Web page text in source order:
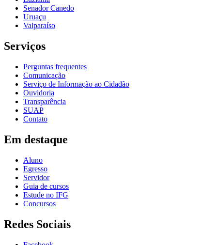
Senador Canedo
Uruaçu
Valparaíso
Serviços
Perguntas frequentes
Comunicação
Serviço de Informação ao Cidadão
Ouvidoria
Transparência
SUAP
Contato
Em destaque
Aluno
Egresso
Servidor
Guia de cursos
Estude no IFG
Concursos
Redes Sociais